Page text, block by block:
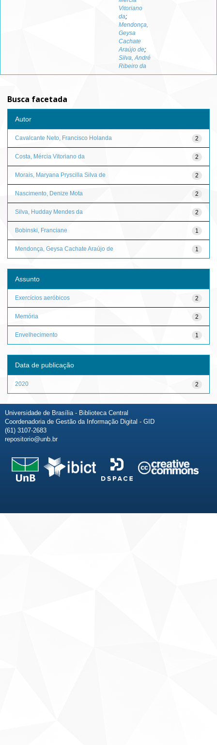
Vitoriano
da;
Mendonça,
Geysa
Cachate
Araújo de;
Silva, André
Ribeiro da
Busca facetada
Autor
2
Cavalcante Neto, Francisco Holanda
2
Costa, Mércia Vitoriano da
2
Morais, Maryana Pryscilla Silva de
2
Nascimento, Denize Mota
2
Silva, Hudday Mendes da
1
Bobinski, Franciane
1
Mendonça, Geysa Cachate Araújo de
Assunto
2
Exercícios aeróbicos
2
Memória
1
Envelhecimento
Data de publicação
2
2020
Universidade de Brasília - Biblioteca Central
Coordenadoria de Gestão da Informação Digital - GID
(61) 3107-2683
repositorio@unb.br